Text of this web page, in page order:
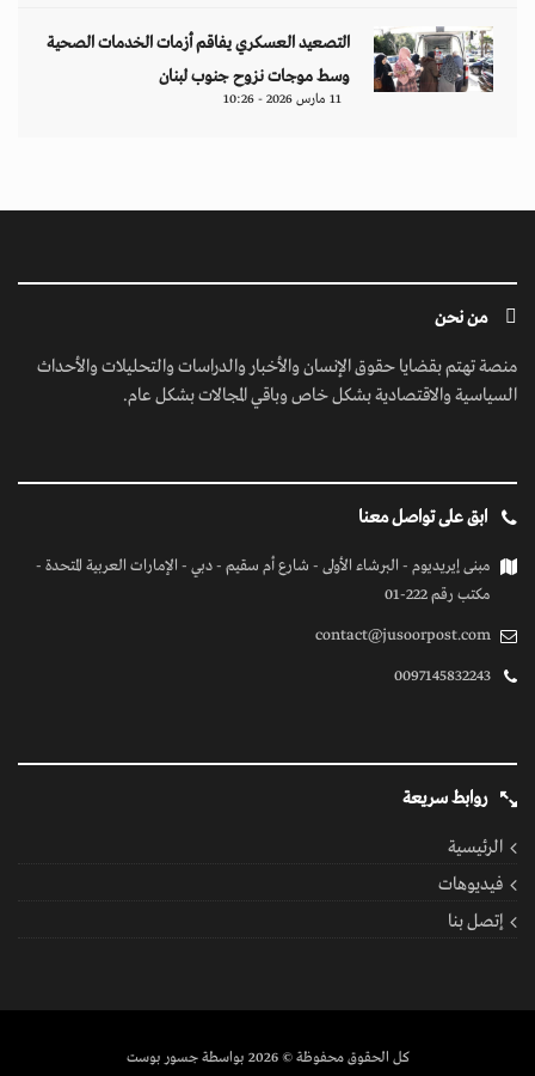
التصعيد العسكري يفاقم أزمات الخدمات الصحية
وسط موجات نزوح جنوب لبنان
11 مارس 2026 - 10:26
من نحن
منصة تهتم بقضايا حقوق الإنسان والأخبار والدراسات والتحليلات والأحداث
السياسية والاقتصادية بشكل خاص وباقي المجالات بشكل عام.
ابق على تواصل معنا
مبنى إيريديوم - البرشاء الأولى - شارع أم سقيم - دبي - الإمارات العربية المتحدة -
مكتب رقم 222-01
contact@jusoorpost.com
0097145832243
روابط سريعة
الرئيسية
فيديوهات
إتصل بنا
كل الحقوق محفوظة© 2026 بواسطة جسور بوست